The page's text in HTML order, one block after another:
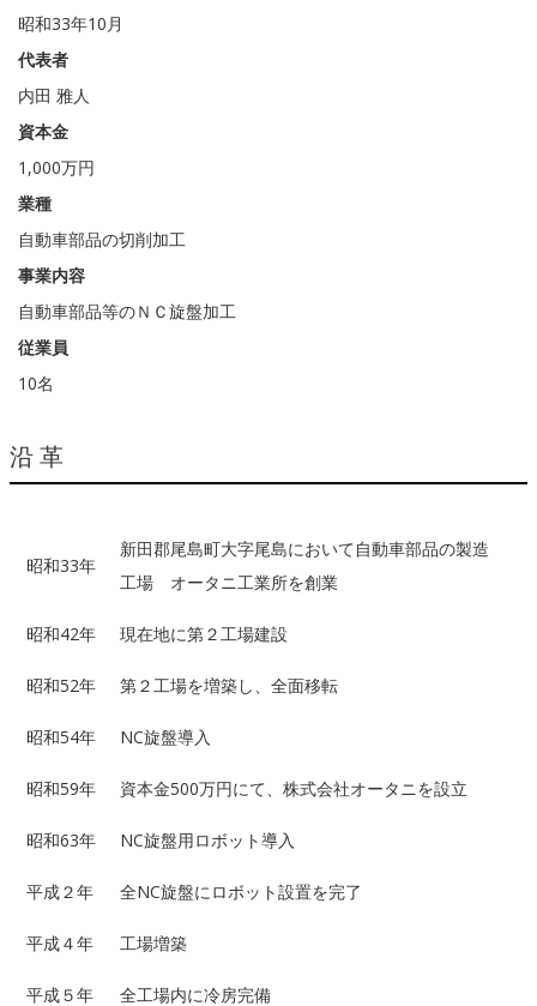
昭和33年10月
代表者
内田 雅人
資本金
1,000万円
業種
自動車部品の切削加工
事業内容
自動車部品等のＮＣ旋盤加工
従業員
10名
沿革
昭和33年
新田郡尾島町大字尾島において自動車部品の製造
工場 オータニ工業所を創業
昭和42年 現在地に第２工場建設
昭和52年 第２工場を増築し、全面移転
昭和54年 NC旋盤導入
昭和59年 資本金500万円にて、株式会社オータニを設立
昭和63年 NC旋盤用ロボット導入
平成２年 全NC旋盤にロボット設置を完了
平成４年 工場増築
平成５年 全工場内に冷房完備